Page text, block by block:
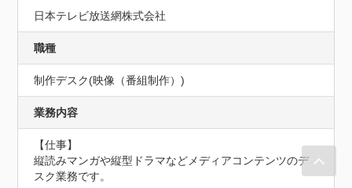
日本テレビ放送網株式会社
職種
制作デスク(映像（番組制作）)
業務内容
【仕事】
縦読みマンガや縦型ドラマなどメディアコンテンツのデ
スク業務です。